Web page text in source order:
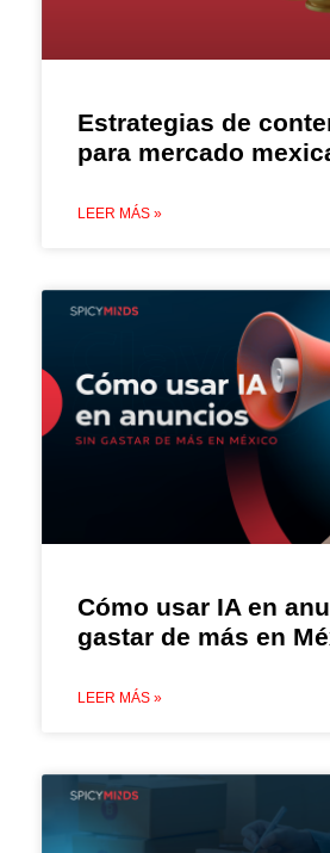
Estrategias de
para mercado
LEER MÁS »
Cómo usar IA en
gastar de más en
LEER MÁS »